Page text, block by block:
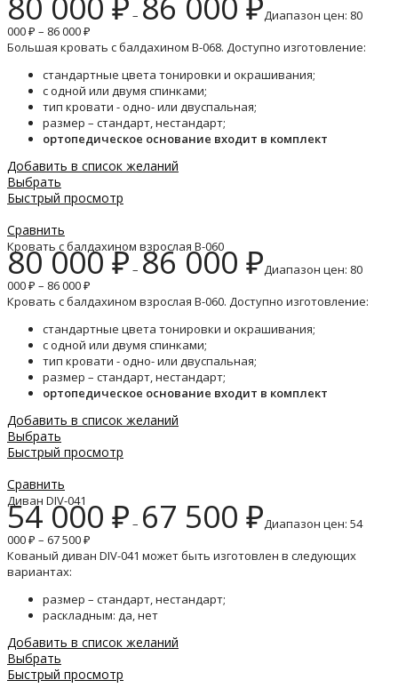
–
Диапазон цен: 80
000 ₽ – 86 000 ₽
Большая кровать с балдахином B-068. Доступно изготовление:
стандартные цвета тонировки и окрашивания;
с одной или двумя спинками;
тип кровати - одно- или двуспальная;
размер – стандарт, нестандарт;
ортопедическое основание входит в комплект
Добавить в список желаний
Выбрать
Быстрый просмотр
Сравнить
Кровать с балдахином взрослая B-060
80 000₽– 86 000 ₽Диапазон цен: 80
000 ₽ – 86 000 ₽
Кровать с балдахином взрослая B-060. Доступно изготовление:
стандартные цвета тонировки и окрашивания;
с одной или двумя спинками;
тип кровати - одно- или двуспальная;
размер – стандарт, нестандарт;
ортопедическое основание входит в комплект
Добавить в список желаний
Выбрать
Быстрый просмотр
Сравнить
Диван DIV-041
54 000 ₽ – 67 500 ₽Диапазон цен: 54
000 ₽ – 67 500 ₽
Кованый диван DIV-041 может быть изготовлен в следующих
вариантах:
размер – стандарт, нестандарт;
раскладным: да, нет
Добавить в список желаний
Выбрать
Быстрый просмотр